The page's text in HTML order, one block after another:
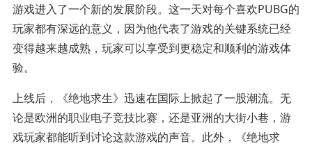
游戏进入了一个新的发展阶段。这一天对每个喜欢PUBG的
玩家都有深远的意义，因为他代表了游戏的关键系统已经
变得越来越成熟，玩家可以享受到更稳定和顺利的游戏体
验。
上线后，《绝地求生》迅速在国际上掀起了一股潮流。无
论是欧洲的职业电子竞技比赛，还是亚洲的大街小巷，游
戏玩家都能听到讨论这款游戏的声音。此外，《绝地求